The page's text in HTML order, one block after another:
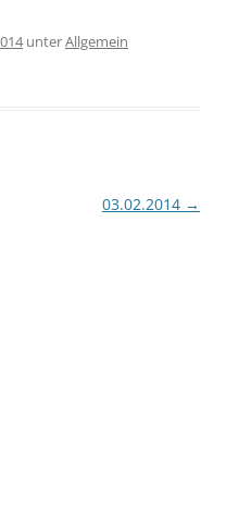
unterAllgemein
03.02.2014 →